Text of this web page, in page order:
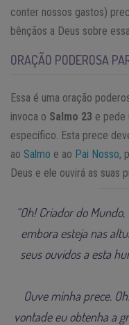
conter nossos gastos)
bênçãos a Deus sobre
ORAÇÃO PODEROSA
Essa é uma oração
invoca o Salmo 23 e pede
específico. Esta prece
ao Salmo e ao Pai Nosso,
Deus e ele ouvirá as suas
“Oh! Criador do
embora esteja nas
seus ouvidos a esta
Ouve minha prece.
vontade eu obtenha a